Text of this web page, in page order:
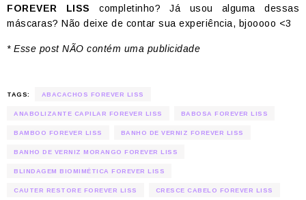
FOREVER LISS completinho? Já usou alguma dessas
máscaras? Não deixe de contar sua experiência, bjooooo <3
* Esse post NÃO contém uma publicidade
TAGS: ABACACHOS FOREVER LISS
ANABOLIZANTE CAPILAR FOREVER LISS BABOSA FOREVER LISS
BAMBOO FOREVER LISS BANHO DE VERNIZ FOREVER LISS
BANHO DE VERNIZ MORANGO FOREVER LISS
BLINDAGEM BIOMIMÉTICA FOREVER LISS
CAUTER RESTORE FOREVER LISS CRESCE CABELO FOREVER LISS